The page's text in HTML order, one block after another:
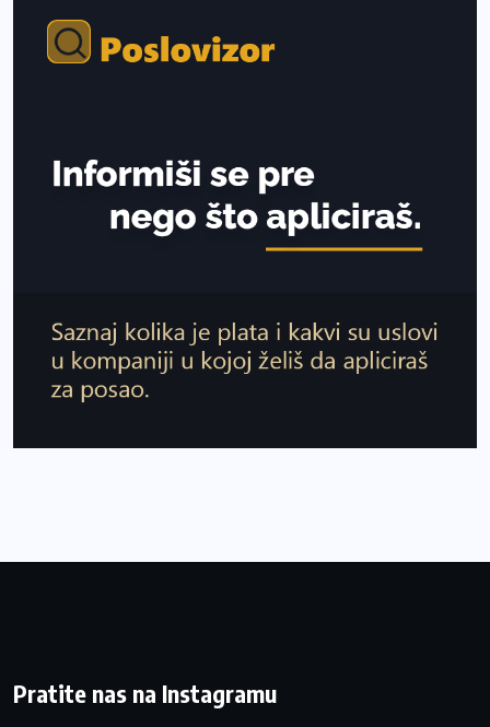
Pratite nas na Instagramu